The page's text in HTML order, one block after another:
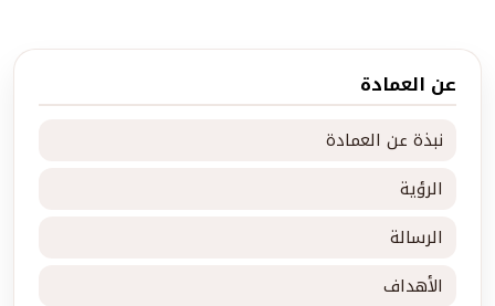
عن العمادة
نبذة عن العمادة
الرؤية
الرسالة
الأهداف